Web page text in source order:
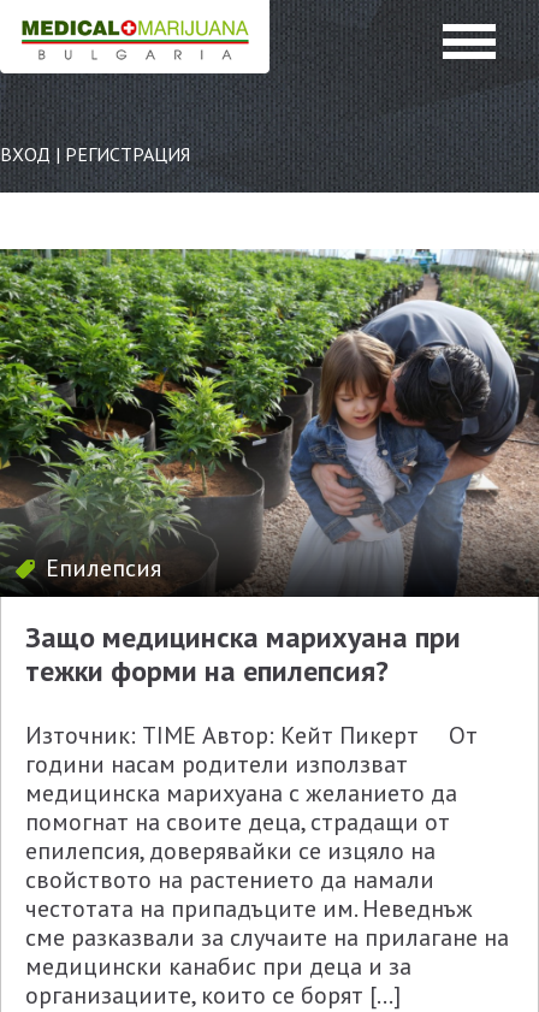
ВХОД | РЕГИСТРАЦИЯ
Епилепсия
Защо медицинска марихуана при
тежки форми на епилепсия?
Източник: TIME Автор: Кейт Пикерт От
години насам родители използват
медицинска марихуана с желанието да
помогнат на своите деца, страдащи от
епилепсия, доверявайки се изцяло на
свойството на растението да намали
честотата на припадъците им. Неведнъж
сме разказвали за случаите на прилагане на
медицински канабис при деца и за
организациите, които се борят […]